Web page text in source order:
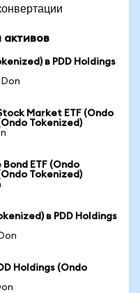
активов
в PDD Holdings
Market ETF (Ondo
Tokenized)
ETF (Ondo
Tokenized)
в PDD Holdings
Holdings (Ondo